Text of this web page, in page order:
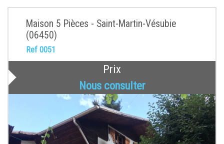
Maison 5 Pièces - Saint-Martin-Vésubie
(06450)
Ref 0051
Prix
Nous consulter